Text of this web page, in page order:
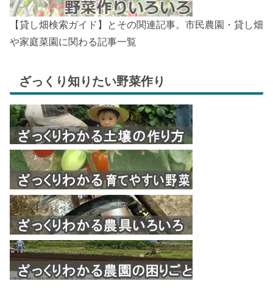
【貸し畑検索ガイド】とその関連記事。市民農園・貸し畑
や家庭菜園に関わる記事一覧
ざっくり知りたい野菜作り